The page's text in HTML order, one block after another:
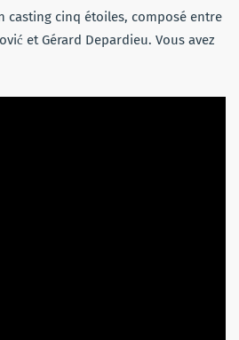
casting cinq étoiles, composé entre
et Gérard Depardieu. Vous avez